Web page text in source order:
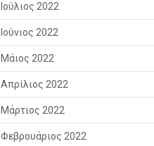
Ιούλιος 2022
Ιούνιος 2022
Μάιος 2022
Απρίλιος 2022
Μάρτιος 2022
Φεβρουάριος 2022